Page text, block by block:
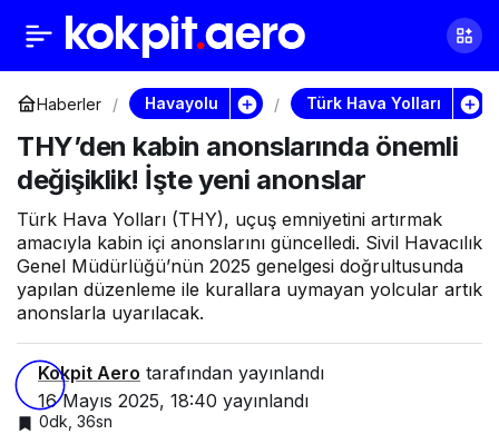
Haberler Havayolu Türk Hava Yolları
THY’den kabin anonslarında önemli
değişiklik! İşte yeni anonslar
Türk Hava Yolları (THY), uçuş emniyetini artırmak
amacıyla kabin içi anonslarını güncelledi. Sivil Havacılık
Genel Müdürlüğü’nün 2025 genelgesi doğrultusunda
yapılan düzenleme ile kurallara uymayan yolcular artık
anonslarla uyarılacak.
Kokpit Aero tarafından yayınlandı
16 Mayıs 2025, 18:40 yayınlandı
0dk, 36sn
THY’den kabin
anonslarında önemli
değişiklik! İşte yeni
anonslar
0